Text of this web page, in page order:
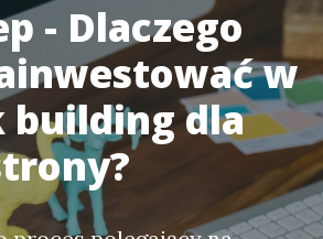
- Dlaczego
w
building dla